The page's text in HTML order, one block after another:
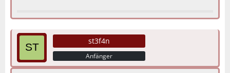
st3f4n
Anfänger